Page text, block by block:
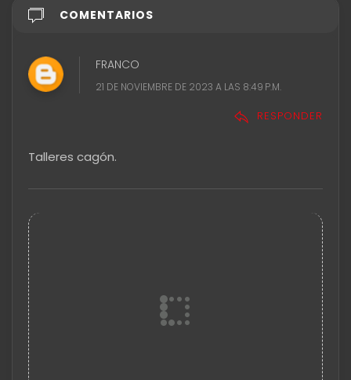
COMENTARIOS
FRANCO
21 DE NOVIEMBRE DE 2023 A LAS 8:49 P.M.
RESPONDER
Talleres cagón.